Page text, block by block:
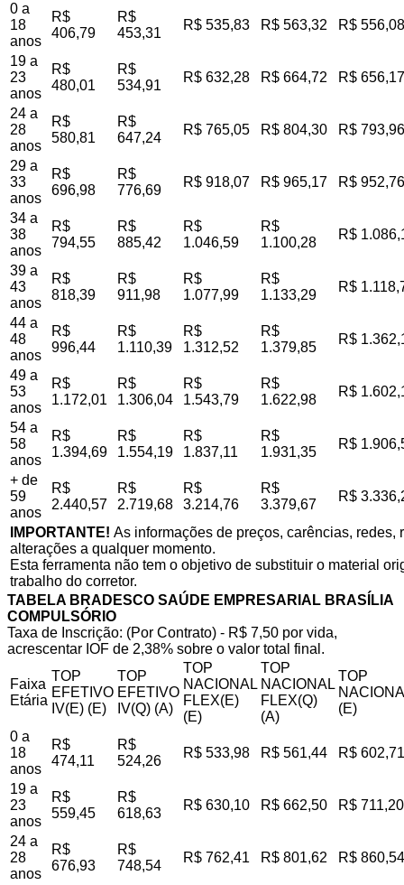
0 a
18
anos
R$
406,79
R$
453,31
R$ 535,83 R$ 563,32 R$ 556,08
19 a
23
anos
R$
480,01
R$
534,91
R$ 632,28 R$ 664,72 R$ 656,17
24 a
28
anos
R$
580,81
R$
647,24
R$ 765,05 R$ 804,30 R$ 793,96
29 a
33
anos
R$
696,98
R$
776,69
R$ 918,07 R$ 965,17 R$ 952,76
34 a
38
anos
R$
794,55
R$
885,42
R$
1.046,59
R$
1.100,28
R$
39 a
43
anos
R$
818,39
R$
911,98
R$
1.077,99
R$
1.133,29
R$
44 a
48
anos
R$
996,44
R$
1.110,39
R$
1.312,52
R$
1.379,85
R$
49 a
53
anos
R$
1.172,01
R$
1.306,04
R$
1.543,79
R$
1.622,98
R$
54 a
58
anos
R$
1.394,69
R$
1.554,19
R$
1.837,11
R$
1.931,35
R$
+ de
59
anos
R$
2.440,57
R$
2.719,68
R$
3.214,76
R$
3.379,67
R$
IMPORTANTE! As informações de preços, carências,
alterações a qualquer momento.
Esta ferramenta não tem o objetivo de substituir o material
trabalho do corretor.
TABELA BRADESCO SAÚDE EMPRESARIAL BRASÍLIA
COMPULSÓRIO
Taxa de Inscrição: (Por Contrato) - R$ 7,50 por vida,
acrescentar IOF de 2,38% sobre o valor total final.
Faixa
Etária
TOP
EFETIVO
IV(E) (E)
TOP
EFETIVO
IV(Q) (A)
TOP
NACIONAL
FLEX(E)
(E)
TOP
NACIONAL
FLEX(Q)
(A)
TOP
(E)
0 a
18
anos
R$
474,11
R$
524,26
R$ 533,98 R$ 561,44 R$ 602,71
19 a
23
anos
R$
559,45
R$
618,63
R$ 630,10 R$ 662,50 R$ 711,20
24 a
28
anos
R$
676,93
R$
748,54
R$ 762,41 R$ 801,62 R$ 860,54